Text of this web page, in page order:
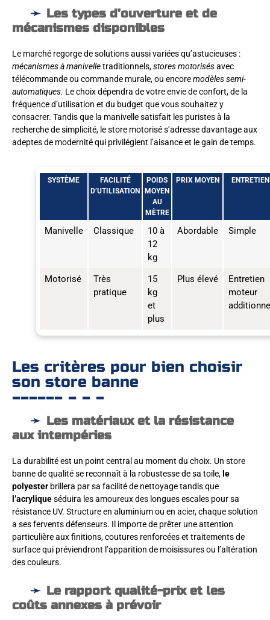
Les types d’ouverture et de
mécanismes disponibles
Le marché regorge de solutions aussi variées qu’astucieuses :
mécanismes à manivelletraditionnels,stores motorisésavec
télécommande ou commande murale, ou encoremodèles semi-
automatiques. Le choix dépendra de votre envie de confort, de la
fréquence d’utilisation et du budget que vous souhaitez y
consacrer. Tandis que la manivelle satisfait les puristes à la
recherche de simplicité, le store motorisé s’adresse davantage aux
adeptes de modernité qui privilégient l’aisance et le gain de temps.
SYSTÈME
FACILITÉ
D’UTILISATION
POIDS
MOYEN
AU
MÈTRE
PRIX MOYEN ENTRETIEN
Manivelle Classique
10 à
12
kg
Abordable Simple
Motorisé
Très
pratique
15
kg
et
plus
Plus élevé
Entretien
moteur
Les critères pour bien choisir
son store banne
Les matériaux et la résistance
aux intempéries
La durabilité est un point central au moment du choix. Un store
banne de qualité se reconnaît à la robustesse de sa toile, le
polyester brillera par sa facilité de nettoyage tandis que
l’acryliqueséduira les amoureux des longues escales pour sa
résistance UV. Structure en aluminium ou en acier, chaque solution
a ses fervents défenseurs. Il importe de prêter une attention
particulière aux finitions, coutures renforcées et traitements de
surface qui préviendront l’apparition de moisissures ou l’altération
des couleurs.
Le rapport qualité-prix et les
coûts annexes à prévoir